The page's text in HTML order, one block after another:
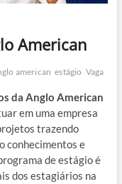
American
american estágio Vaga
da Anglo American
em uma empresa
trazendo
conhecimentos e
de estágio é
dos estagiários na